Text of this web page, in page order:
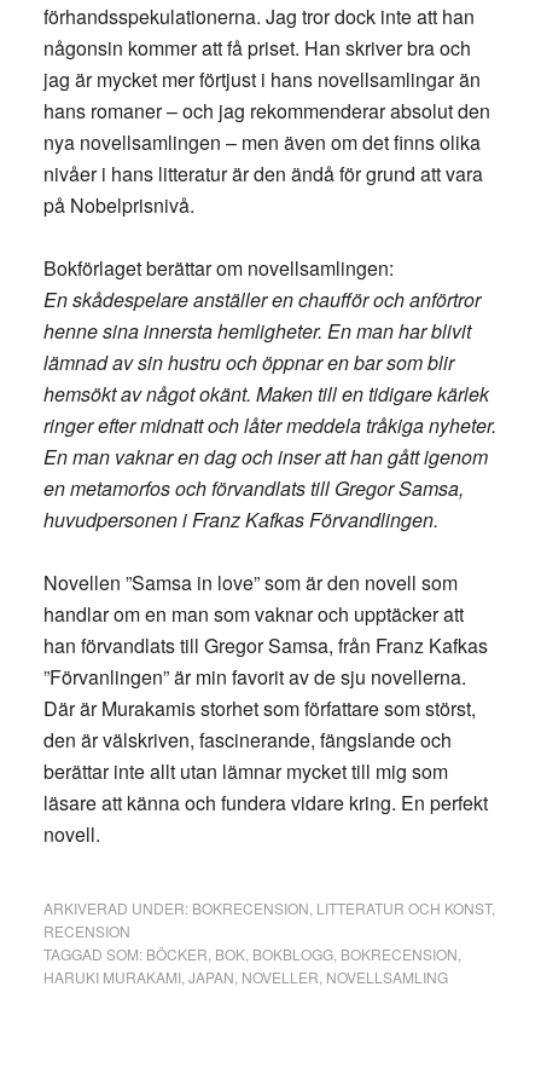
förhandsspekulationerna. Jag tror dock inte att han
någonsin kommer att få priset. Han skriver bra och
jag är mycket mer förtjust i hans novellsamlingar än
hans romaner – och jag rekommenderar absolut den
nya novellsamlingen – men även om det finns olika
nivåer i hans litteratur är den ändå för grund att vara
på Nobelprisnivå.
Bokförlaget berättar om novellsamlingen:
En skådespelare anställer en chaufför och anförtror
henne sina innersta hemligheter. En man har blivit
lämnad av sin hustru och öppnar en bar som blir
hemsökt av något okänt. Maken till en tidigare kärlek
ringer efter midnatt och låter meddela tråkiga nyheter.
En man vaknar en dag och inser att han gått igenom
en metamorfos och förvandlats till Gregor Samsa,
huvudpersonen i Franz Kafkas Förvandlingen.
Novellen ”Samsa in love” som är den novell som
handlar om en man som vaknar och upptäcker att
han förvandlats till Gregor Samsa, från Franz Kafkas
”Förvanlingen” är min favorit av de sju novellerna.
Där är Murakamis storhet som författare som störst,
den är välskriven, fascinerande, fängslande och
berättar inte allt utan lämnar mycket till mig som
läsare att känna och fundera vidare kring. En perfekt
novell.
ARKIVERAD UNDER: BOKRECENSION LITTERATUR OCH KONST,
RECENSION
TAGGAD SOM: BÖCKER BOK, BOKBLOGG, BOKRECENSION
HARUKI MURAKAMI, JAPAN NOVELLER NOVELLSAMLING